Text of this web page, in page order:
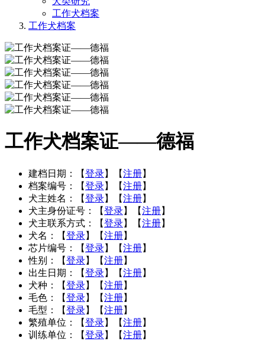
工作犬档案
工作犬档案
工作犬档案证——德福
建档日期： 【登录】【注册】
档案编号：
【登录】【注册】
犬主姓名：
【登录】【注册】
犬主身份证号：
【登录】【注册】
犬主联系方式：
【登录】【注册】
犬名：
【登录】【注册】
芯片编号：
【登录】【注册】
性别：
【登录】【注册】
出生日期：
【登录】【注册】
犬种：
【登录】【注册】
毛色：
【登录】【注册】
毛型：
【登录】【注册】
繁殖单位：
【登录】【注册】
训练单位：
【登录】【注册】